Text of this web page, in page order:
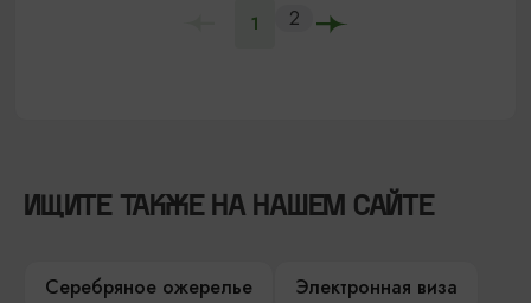
1 2
ИЩИТЕ ТАКЖЕ НА НАШЕМ САЙТЕ
Серебряное ожерелье
Электронная виза